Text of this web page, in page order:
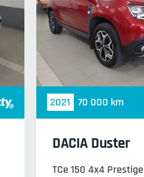
2021 70 000 km
DACIA Duster
TCe 150 4x4 Prestige